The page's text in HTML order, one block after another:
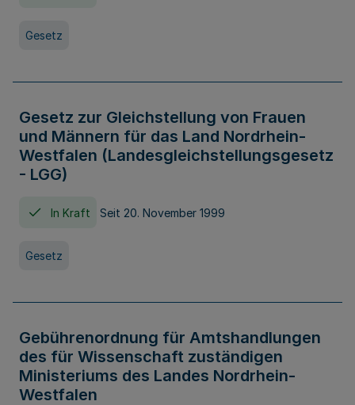
Gesetz
Gesetz zur Gleichstellung von Frauen
und Männern für das Land Nordrhein-
Westfalen (Landesgleichstellungsgesetz
- LGG)
In Kraft Seit 20. November 1999
Gesetz
Gebührenordnung für Amtshandlungen
des für Wissenschaft zuständigen
Ministeriums des Landes Nordrhein-
Westfalen